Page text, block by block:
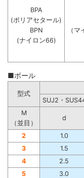
BPA
(ポリアセタール)
BPN
(ナイロン66)
（マ
■ボール
型式
SUJ2・
M
（並目）
d
2 1.0
3
1.5
4
2.5
5
3.0